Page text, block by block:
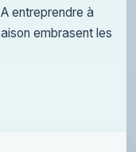
entreprendre à
embrasent les